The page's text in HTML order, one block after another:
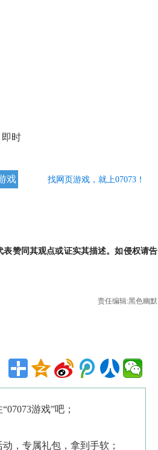
即时
戏 找网页游戏，就上07073！
赞同其观点或证实其描述。如侵权请告
责任编辑:黑色幽默
游戏”吧；
，专属礼包，拿到手软；